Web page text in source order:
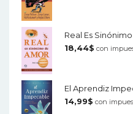
Real Es
18,44$ con
El Aprendiz
14,99$ con